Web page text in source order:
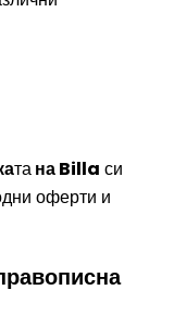
тана Billa си
оферти и